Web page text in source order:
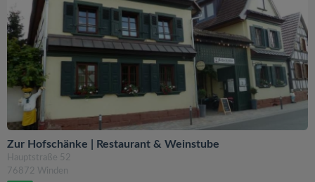
Zur Hofschänke | Restaurant & Weinstube
Hauptstraße 52
76872 Winden